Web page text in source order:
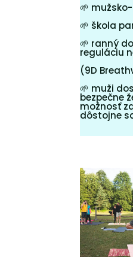
🌱 m
🌱 škola
🌱 ranný
reguláciu
(9D
🌱 muži
bezpečne
možnosť
dôstojne